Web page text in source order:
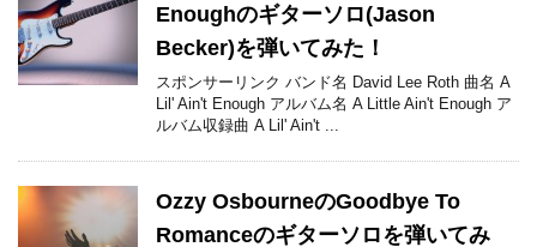
Enoughのギターソロ(Jason
Becker)を弾いてみた！
スポンサーリンク バンド名 David Lee Roth 曲名 A
Lil' Ain't Enough アルバム名 A Little Ain't Enough ア
ルバム収録曲 A Lil' Ain't ...
Ozzy OsbourneのGoodbye To
Romanceのギターソロを弾いてみ